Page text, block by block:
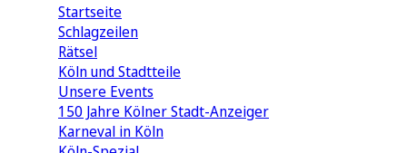
Startseite
Schlagzeilen
Rätsel
Köln und Stadtteile
Unsere Events
150 Jahre Kölner Stadt-Anzeiger
Karneval in Köln